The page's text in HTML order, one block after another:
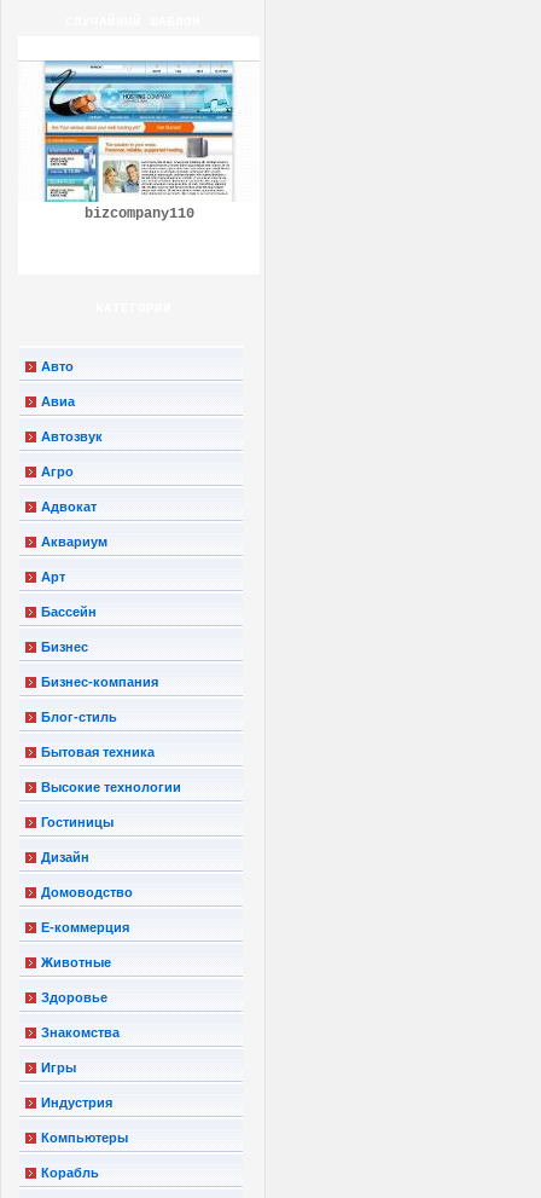
bizcompany110
Авто
Авиа
Автозвук
Агро
Адвокат
Аквариум
Арт
Бассейн
Бизнес
Бизнес-компания
Блог-стиль
Бытовая техника
Высокие технологии
Гостиницы
Дизайн
Домоводство
Е-коммерция
Животные
Здоровье
Знакомства
Игры
Индустрия
Компьютеры
Корабль